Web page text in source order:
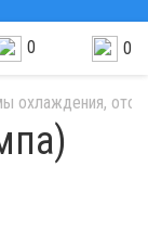
0 0
охлаждения,